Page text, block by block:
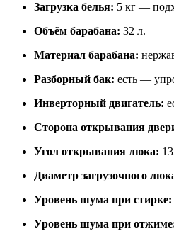
Загрузка белья: 5 кг —
Объём барабана: 32 л.
Материал барабана:
Разборный бак: есть —
Инверторный двигатель:
Сторона открывания
Угол открывания люка:
Диаметр загрузочного
Уровень шума при стирке:
Уровень шума при